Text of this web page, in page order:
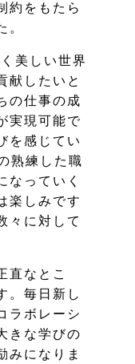
約をもたら
。
美しい世界
献したいと
の仕事の成
実現可能で
を感じてい
熟練した職
なっていく
楽しみです
々に対して
直なとこ
。毎日新し
ラボレーシ
きな学びの
みになりま